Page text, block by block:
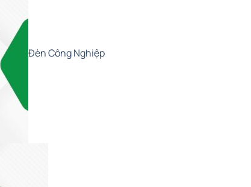
Đèn Công Nghiệp